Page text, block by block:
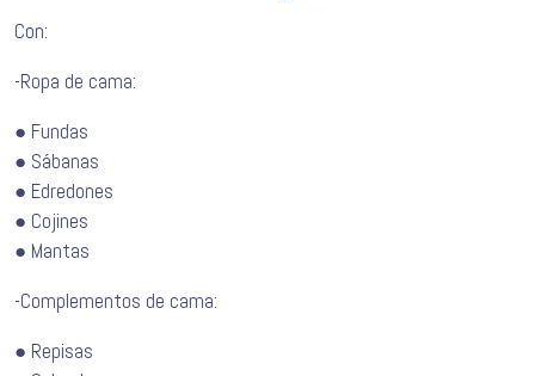
Con:
-Ropa de cama:
● Fundas
● Sábanas
● Edredones
● Cojines
● Mantas
-Complementos de cama:
● Repisas